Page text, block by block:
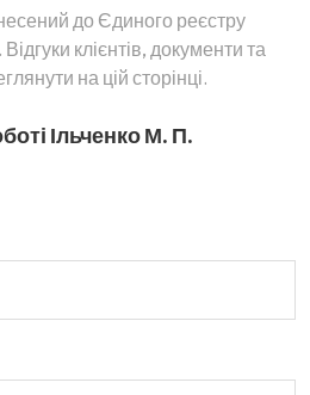
до Єдиного реєстру
клієнтів, документи та
на цій сторінці.
Ільченко М. П.